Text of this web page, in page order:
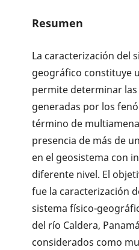
Resumen
La caracterización del
geográfico constituye
permite determinar
generadas por los
término de
presencia de más de
en el geosistema con
diferente nivel. El
fue la caracterización
sistema físico-
del río Caldera,
considerados como